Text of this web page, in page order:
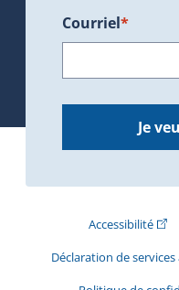
Courriel*
Je
Accessibilité(Cet
Déclaration de